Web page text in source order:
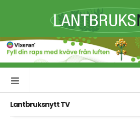
Lantbruksnytt TV